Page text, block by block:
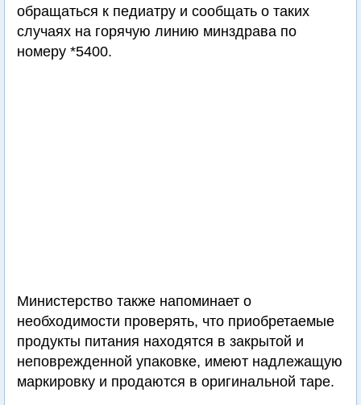
обращаться к педиатру и сообщать о таких
случаях на горячую линию минздрава по
номеру *5400.
Министерство также напоминает о
необходимости проверять, что приобретаемые
продукты питания находятся в закрытой и
неповрежденной упаковке, имеют надлежащую
маркировку и продаются в оригинальной таре.